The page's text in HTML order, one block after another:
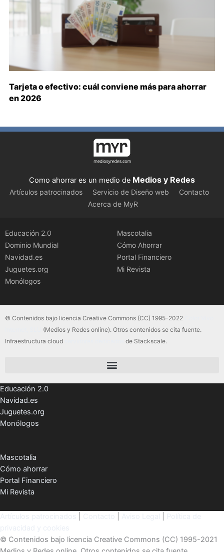
Tarjeta o efectivo: cuál conviene más para ahorrar
en 2026
Como ahorrar es un medio de Medios y Redes
Artículos patrocinados Servicio de Diseño web
Contacto
Acerca de MyR
Educación 2.0
Dominio Mundial
Navidad.es
Juguetes.org
Monólogos
Mascotalia
Cómo Ahorrar
Portal Financiero
Mi Revista
© Contenidos bajo licencia Creative Commons (CC) 1995-2022
(Medios y Redes online). Otros contenidos se cita fuente.
Infraestructura cloud
de Stackscale.
Educación 2.0
Navidad.es
Juguetes.org
Monólogos
Mascotalia
Cómo ahorrar
Portal Financiero
Mi Revista
© Contenidos bajo licencia Creative Commons (CC) 1995-2021